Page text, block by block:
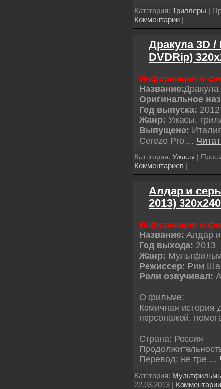
Категория:Триллеры |
Комментарии |
Дракула 3D /
DVDRip)
Информация о
Название:Дракула
Оригинальное
Год выпуска: 2012
Жанр: Ужасы,
Выпущено:
Cerezo Pro ...
Категория:Ужасы |
Комментариев |
Алдар и
2013) 320х240
Информация о
Название: Алдар
Год выхода: 2013
Жанр:
Режиссер: Рим
Роли озвучивал:
О фильме:
Комичная история
персонажей,
Страна: Россия
Перевод: не тре ...
Категория:
22.03.2013 | Комментарии